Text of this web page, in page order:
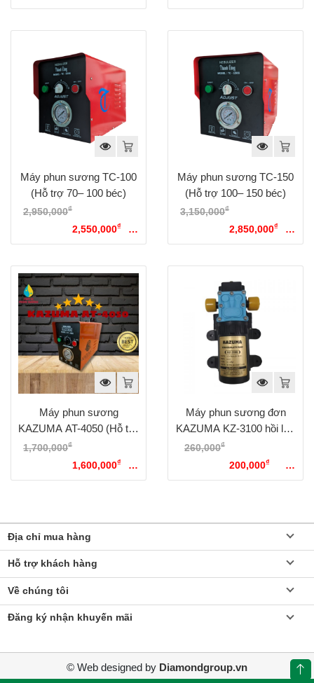
hiện tại là: 685,000₫.
Máy phun sương TC-100
(Hỗ trợ 70– 100 béc)
2,950,000₫
2,950,000₫.2,550,000₫
Giá
hiện tại là: 2,550,000₫.
Máy phun sương TC-150
(Hỗ trợ 100– 150 béc)
3,150,000₫
3,150,000₫.2,850,000₫
Giá
hiện tại là: 2,850,000₫.
Máy phun sương
KAZUMA AT-4050 (Hỗ trợ
30 – 50 béc)
1,700,000₫
1,600,000₫
Giá
hiện tại là: 1,600,000₫.
Máy phun sương đơn
KAZUMA KZ-3100 hồi lưu
(Hỗ trợ 5 – 15 béc)
260,000₫
260,000₫.200,000₫
hiện tại là: 200,000₫.
Địa chỉ mua hàng
Hỗ trợ khách hàng
Về chúng tôi
Đăng ký nhận khuyến mãi
© Web designed by Diamondgroup.vn